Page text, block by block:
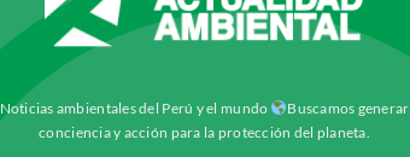
Noticias ambientales del Perú y el mundo
Buscamos generar
conciencia y acción para la protección del planeta.